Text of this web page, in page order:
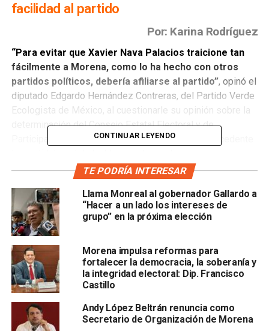
facilidad al partido
Por: Karina Rodríguez
“Para evitar que Xavier Nava Palacios traicione tan
fácilmente a Morena, como lo ha hecho con otros
partidos políticos, debería afiliarse al partido”, opinó el
diputado Edgardo Hernández Contreras, del Partido Verde
Ecologista de México, al cuestionarle su opinión sobre la
determinación del Consejo Estatal Electoral y de
Participación Ciudadana (Ceepac) que declara procedente
El diputado local mencionó que por “ética”, Xavier Nava
deberá afiliarse formalmente a Morena,“él debería ser
militante, porque entonces el día de mañana va a
traicionar con quién sabe qué otro partido. La forma
de hacer política de él y su equipo es muy tramposa,
chapucera y cochina”, evidenció.
Hernández Contreras consideró quees lamentable que
un candidato ajeno a la militancia de Morena sea
quien abandera la candidatura a la presidencia
municipal de la capital potosina, apuntó: “ha venido
CONTINUAR LEYENDO
TE PODRÍA INTERESAR
Llama Monreal al gobernador Gallardo a
“Hacer a un lado los intereses de
grupo” en la próxima elección
Morena impulsa reformas para
fortalecer la democracia, la soberanía y
la integridad electoral: Dip. Francisco
Castillo
Andy López Beltrán renuncia como
Secretario de Organización de Morena